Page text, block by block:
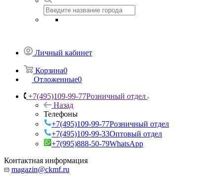
Личный кабинет
Корзина0
Отложенные0
+7(495)109-99-77Розничный отдел
Назад
Телефоны
+7(495)109-99-77Розничный отдел
+7(495)109-99-33Оптовый отдел
+7(995)888-50-79WhatsApp
Контактная информация
magazin@ckmf.ru